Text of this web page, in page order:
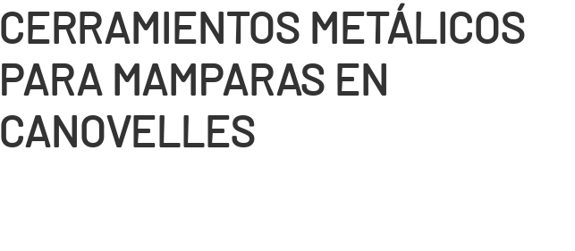
CERRAMIENTOS METÁLICOS
PARA MAMPARAS EN
CANOVELLES